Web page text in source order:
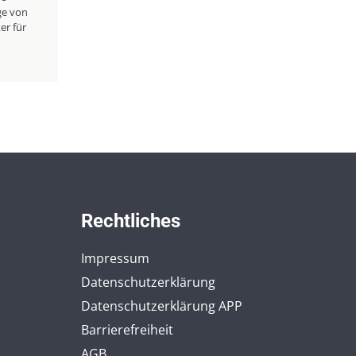
von
für
Rechtliches
Impressum
Datenschutzerklärung
Datenschutzerklärung APP
Barrierefreiheit